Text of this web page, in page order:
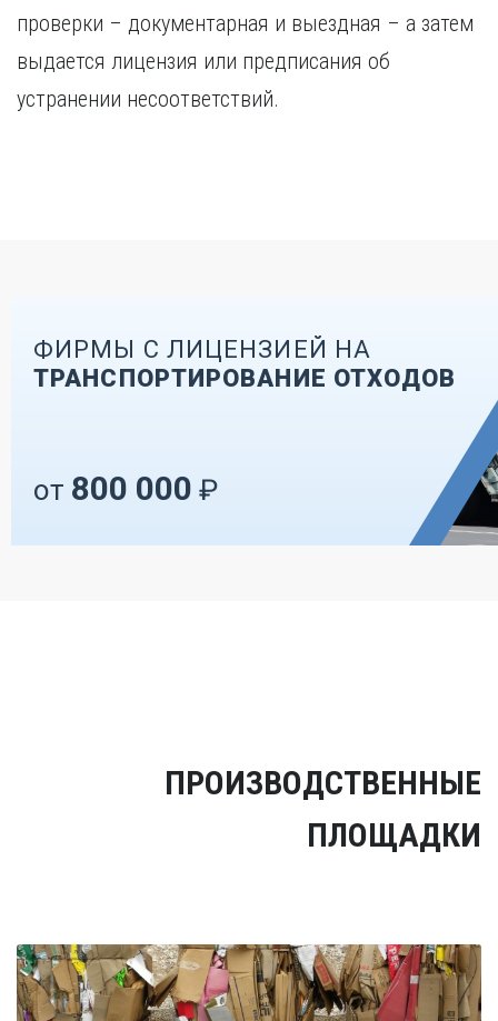
проверки – документарная и выездная – а затем
выдается лицензия или предписания об
устранении несоответствий.
ФИРМЫ С ЛИЦЕНЗИЕЙ НА
ТРАНСПОРТИРОВАНИЕ ОТХОДОВ
от 800 000 ₽
ПРОИЗВОДСТВЕННЫЕ
ПЛОЩАДКИ